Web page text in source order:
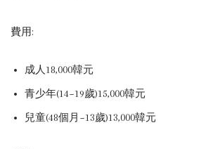
費用:
成人18,000韓元
青少年(14~19歲)15,000韓元
兒童(48個月~13歲)13,000韓元